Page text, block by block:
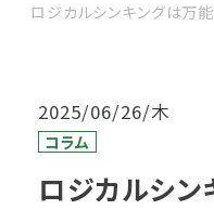
ロジカルシンキングは万
2025/06/26/木
コラム
ロジカルシ